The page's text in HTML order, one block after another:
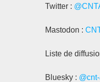
Twitter :
Mastodon :
Liste de
Bluesky :